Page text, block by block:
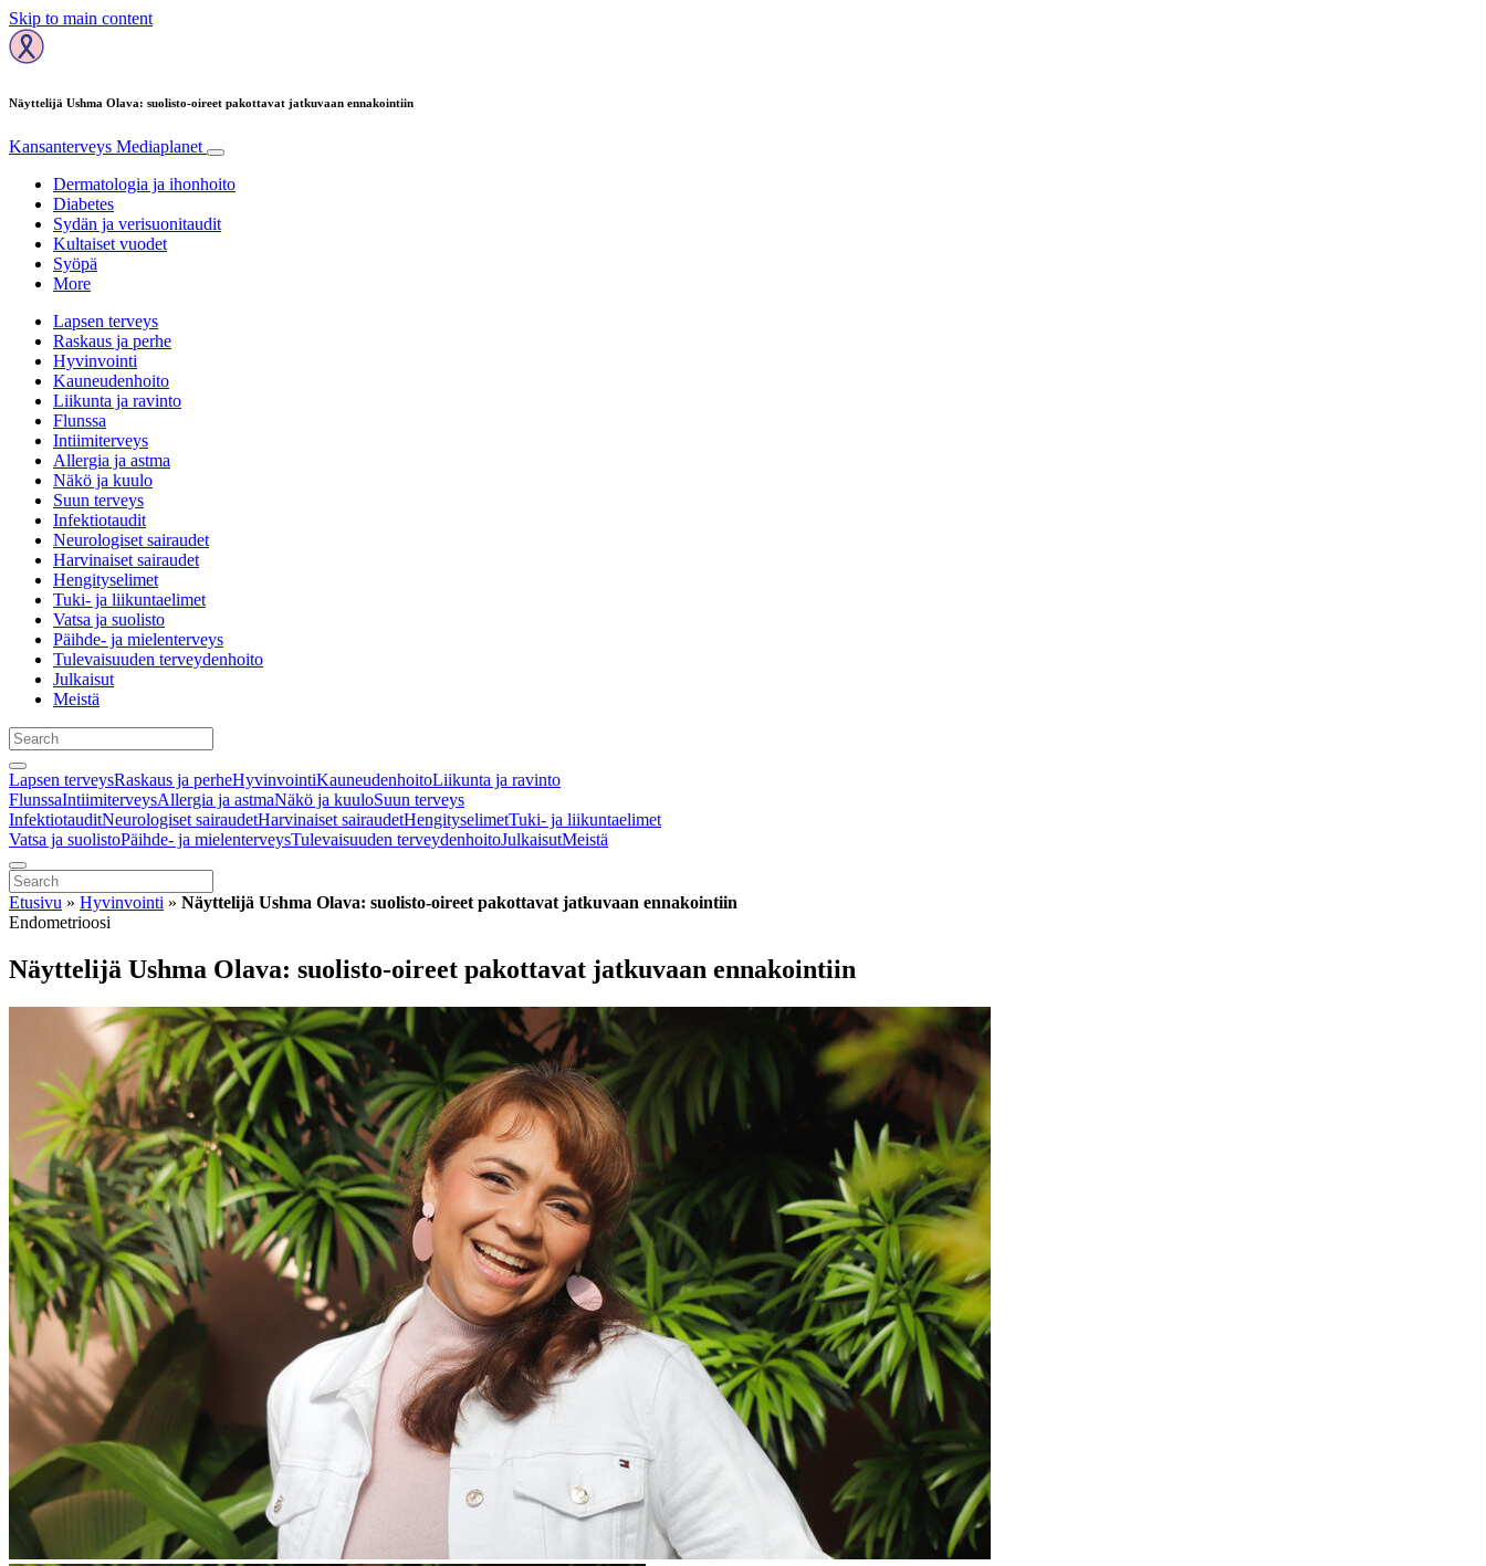
Skip to main content
Näyttelijä Ushma Olava: suolisto-oireet pakottavat jatkuvaan ennakointiin
Kansanterveys Mediaplanet
Dermatologia ja ihonhoito
Diabetes
Sydän ja verisuonitaudit
Kultaiset vuodet
Syöpä
More
Lapsen terveys
Raskaus ja perhe
Hyvinvointi
Kauneudenhoito
Liikunta ja ravinto
Flunssa
Intiimiterveys
Allergia ja astma
Näkö ja kuulo
Suun terveys
Infektiotaudit
Neurologiset sairaudet
Harvinaiset sairaudet
Hengityselimet
Tuki- ja liikuntaelimet
Vatsa ja suolisto
Päihde- ja mielenterveys
Tulevaisuuden terveydenhoito
Julkaisut
Meistä
Lapsen terveysRaskaus ja perheHyvinvointiKauneudenhoitoLiikunta ja ravinto
FlunssaIntiimiterveysAllergia ja astmaNäkö ja kuuloSuun terveys
InfektiotauditNeurologiset sairaudetHarvinaiset sairaudetHengityselimetTuki- ja liikuntaelimet
Vatsa ja suolistoPäihde- ja mielenterveysTulevaisuuden terveydenhoitoJulkaisutMeistä
Etusivu » Hyvinvointi » Näyttelijä Ushma Olava: suolisto-oireet pakottavat jatkuvaan ennakointiin
Endometrioosi
Näyttelijä Ushma Olava: suolisto-oireet pakottavat jatkuvaan ennakointiin